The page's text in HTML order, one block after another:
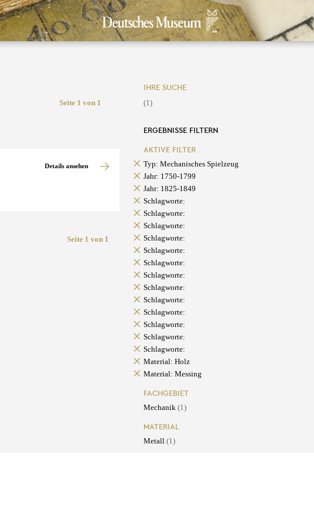
Seite 1 von 1
Details ansehen
Seite 1 von 1
IHRE SUCHE
(1)
ERGEBNISSE FILTERN
AKTIVE FILTER
Typ: Mechanisches Spielzeug
Jahr: 1750-1799
Jahr: 1825-1849
Schlagworte:
Schlagworte:
Schlagworte:
Schlagworte:
Schlagworte:
Schlagworte:
Schlagworte:
Schlagworte:
Schlagworte:
Schlagworte:
Schlagworte:
Schlagworte:
Schlagworte:
Material: Holz
Material: Messing
FACHGEBIET
Mechanik (1)
MATERIAL
Metall (1)